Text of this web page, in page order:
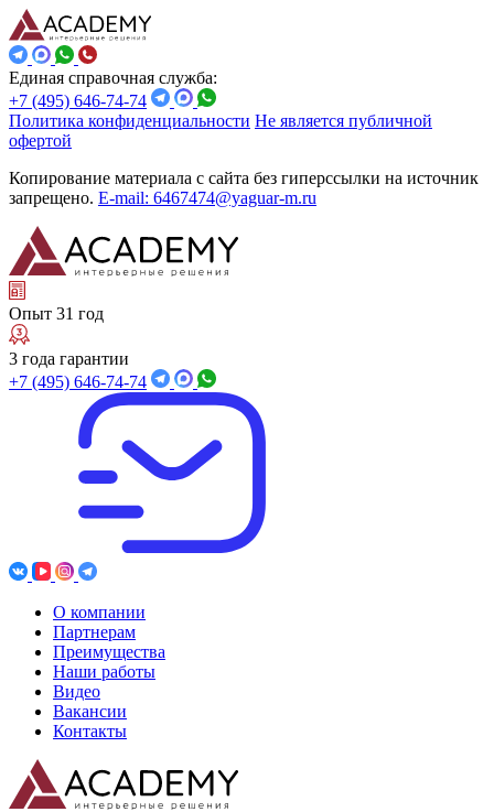
Единая справочная служба:
+7 (495) 646-74-74
Политика конфиденциальности Не является публичной
офертой
Копирование материала с сайта без гиперссылки на источник
запрещено. E-mail: 6467474@yaguar-m.ru
Опыт 31 год
3 года гарантии
+7 (495) 646-74-74
О компании
Партнерам
Преимущества
Наши работы
Видео
Вакансии
Контакты